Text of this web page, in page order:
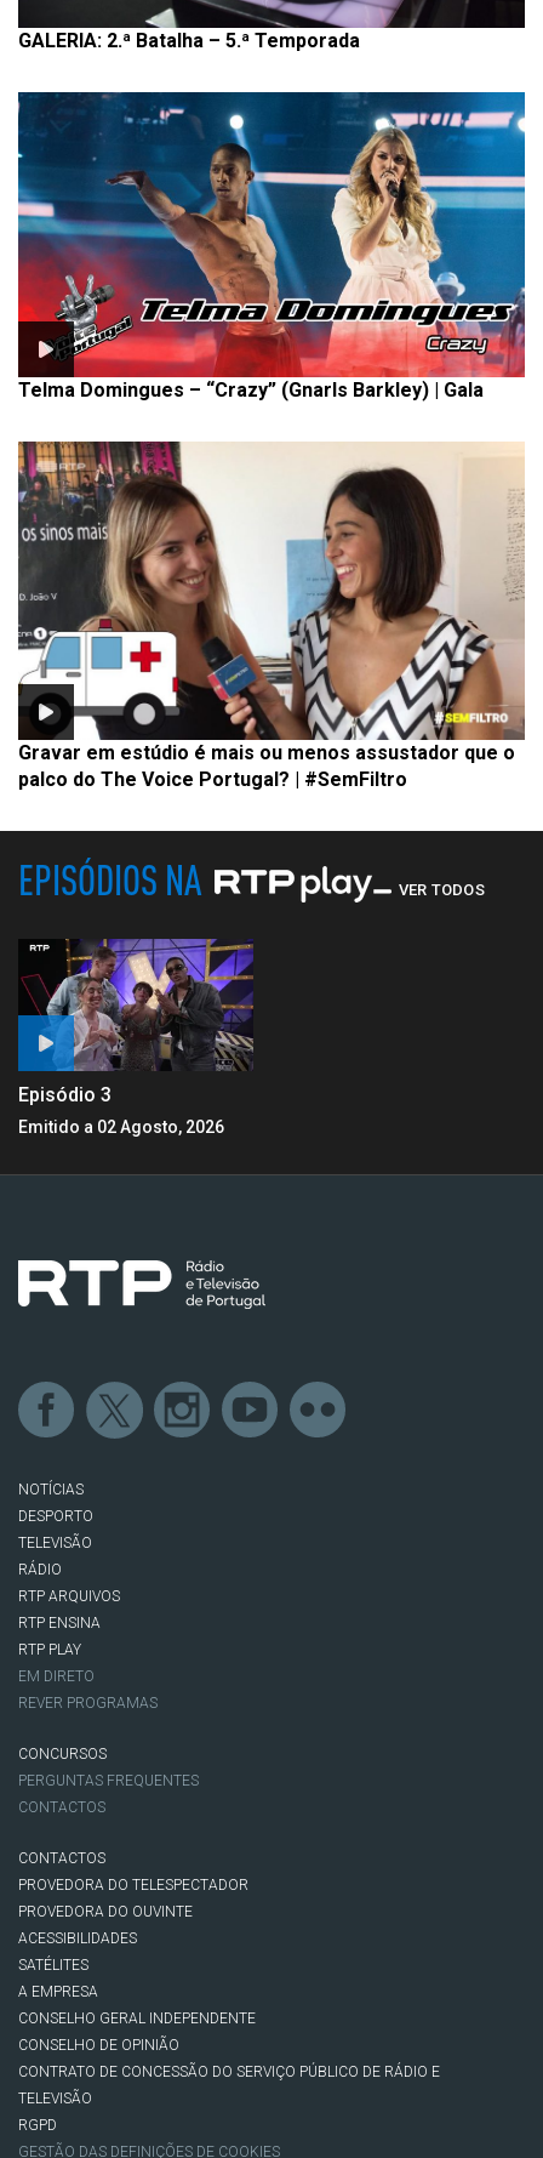
GALERIA: 2.ª Batalha – 5.ª Temporada
Telma Domingues – “Crazy” (Gnarls Barkley) | Gala
Gravar em estúdio é mais ou menos assustador que o
palco do The Voice Portugal? | #SemFiltro
EPISÓDIOS NA VER TODOS
Episódio 3
Emitido a 02 Agosto, 2026
NOTÍCIAS
DESPORTO
TELEVISÃO
RÁDIO
RTP ARQUIVOS
RTP ENSINA
RTP PLAY
EM DIRETO
REVER PROGRAMAS
CONCURSOS
PERGUNTAS FREQUENTES
CONTACTOS
CONTACTOS
PROVEDORA DO TELESPECTADOR
PROVEDORA DO OUVINTE
ACESSIBILIDADES
SATÉLITES
A EMPRESA
CONSELHO GERAL INDEPENDENTE
CONSELHO DE OPINIÃO
CONTRATO DE CONCESSÃO DO SERVIÇO PÚBLICO DE RÁDIO E
TELEVISÃO
RGPD
GESTÃO DAS DEFINIÇÕES DE COOKIES